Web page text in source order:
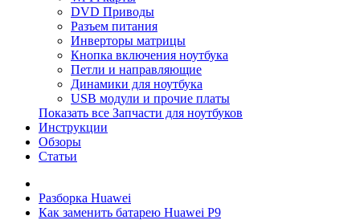
DVD Приводы
Разъем питания
Инверторы матрицы
Кнопка включения ноутбука
Петли и направляющие
Динамики для ноутбука
USB модули и прочие платы
Показать все Запчасти для ноутбуков
Инструкции
Обзоры
Статьи
Разборка Huawei
Как заменить батарею Huawei P9